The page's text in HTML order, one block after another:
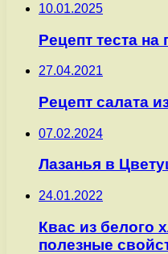
10.01.2025
Рецепт теста на
27.04.2021
Рецепт салата
07.02.2024
Лазанья в
24.01.2022
Квас из белого
полезные